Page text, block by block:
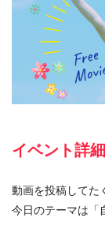
イベント詳細
動画を投稿してた
今日のテーマは「